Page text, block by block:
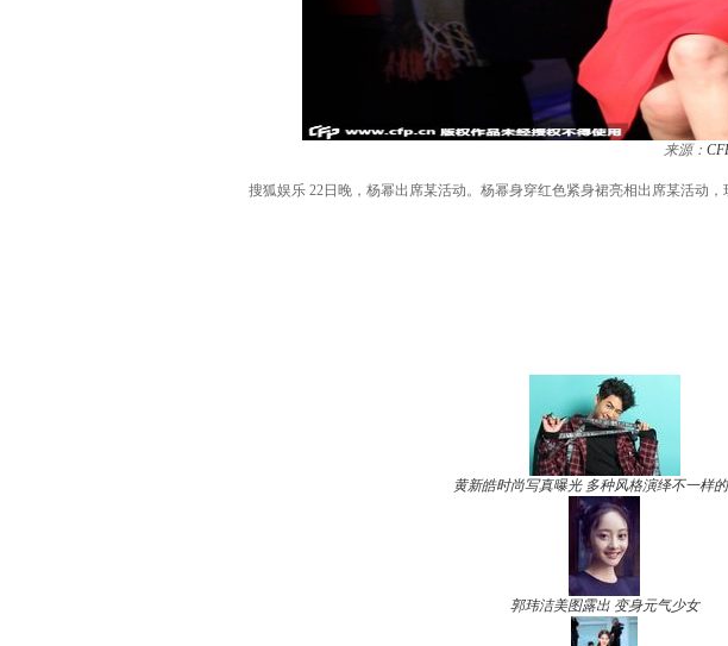
来源：
搜狐娱乐 22日晚，杨幂出席某活动。杨幂身穿红色紧身裙亮相出席某活动
黄新皓时尚写真曝光 多种风格演绎不一样
郭玮洁美图露出 变身元气少女